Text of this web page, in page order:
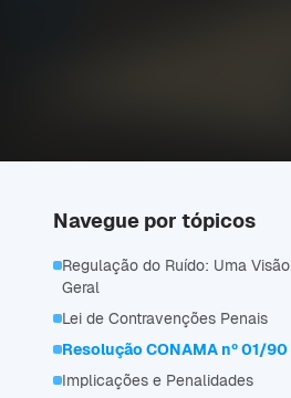
Navegue por tópicos
Regulação do Ruído: Uma Visão
Geral
Lei de Contravenções Penais
Resolução CONAMA nº 01/90
Implicações e Penalidades